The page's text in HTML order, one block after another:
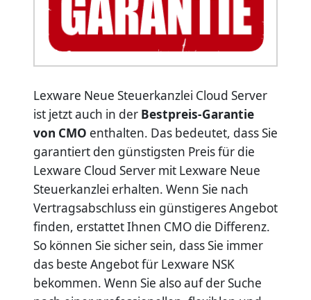
Lexware Neue Steuerkanzlei Cloud Server
ist jetzt auch in der Bestpreis-Garantie
von CMO enthalten. Das bedeutet, dass Sie
garantiert den günstigsten Preis für die
Lexware Cloud Server mit Lexware Neue
Steuerkanzlei erhalten. Wenn Sie nach
Vertragsabschluss ein günstigeres Angebot
finden, erstattet Ihnen CMO die Differenz.
So können Sie sicher sein, dass Sie immer
das beste Angebot für Lexware NSK
bekommen. Wenn Sie also auf der Suche